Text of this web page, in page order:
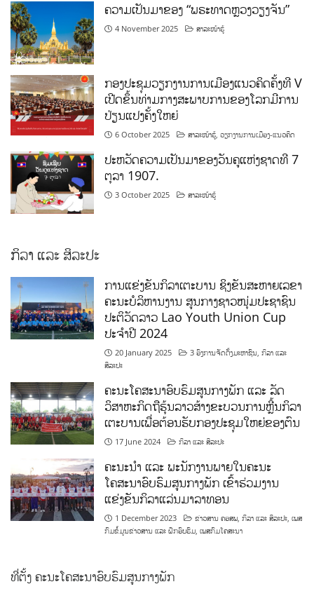
ຄວາມເປັນມາຂອງ “ພຣະທາດຫຼວງວຽງຈັນ”
4 November 2025 ສາລະໜ້າຮູ້
ກອງປະຊຸມວຽກງານການເມືອງແນວຄິດຄັ້ງທີ V
ເປີດຂຶ້ນທ່າມກາງສະພາບການຂອງໂລກມີການ
ປ່ຽນແປງຄັ້ງໃຫຍ່
6 October 2025 ສາລະໜ້າຮູ້ ,ວຽກງານການເມືອງ-ແນວຄິດ
ປະຫວັດຄວາມເປັນມາຂອງວັນຄູແຫ່ງຊາດທີ 7
ຕຸລາ 1907.
3 October 2025 ສາລະໜ້າຮູ້
ກິລາ ແລະ ສິລະປະ
ການແຂ່ງຂັນກິລາເຕະບານ ຊິງຂັນສະຫາຍເລຂາ
ຄະນະບໍລິຫານງານ ສູນກາງຊາວໜຸ່ມປະຊາຊົນ
ປະຕິວັດລາວ Lao Youth Union Cup
ປະຈຳປີ 2024
20 January 2025 3 ອົງການຈັດຕັ້ງມະຫາຊົນ ,ກິລາ ແລະ
ສິລະປະ
ຄະນະໂຄສະນາອົບຮົມສູນກາງພັກ ແລະ ລັດ
ວິສາຫະກິດຖືຮຸ້ນລາວສ້າງຂະບວນການຫຼີ້ນກິລາ
ເຕະບານເພື່ອຕ້ອນຮັບກອງປະຊຸມໃຫຍ່ຂອງຕົນ
17 June 2024 ກິລາ ແລະ ສິລະປະ
ຄະນະນຳ ແລະ ພະນັກງານພາຍໃນຄະນະ
ໂຄສະນາອົບຮົມສູນກາງພັກ ເຂົ້າຮ່ວມງານ
ແຂ່ງຂັນກິລາແລ່ນມາລາທອນ
1 December 2023 ຂ່າວສານ ຄອສພ ,ກິລາ ແລະ ສິລະປະ ,ເພສ
ກົມຂໍ້ມູນຂ່າວສານ ແລະ ຝຶກອົບຮົມ ,ເພສກົມໂຄສະນາ
ທີ່ຕັ້ງ ຄະນະໂຄສະນາອົບຮົມສູນກາງພັກ